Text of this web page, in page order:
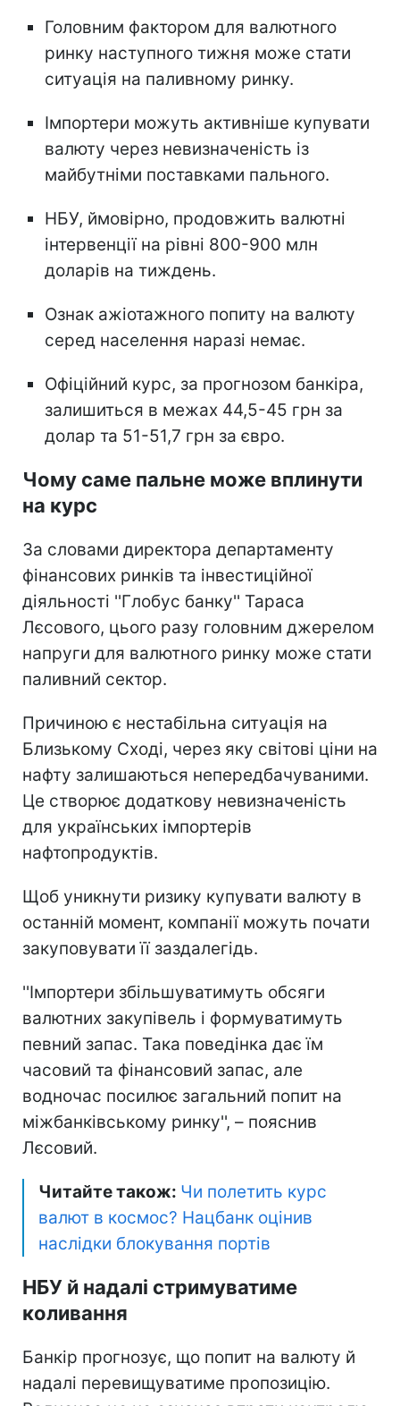
Головним фактором для валютного
ринку наступного тижня може стати
ситуація на паливному ринку.
Імпортери можуть активніше купувати
валюту через невизначеність із
майбутніми поставками пального.
НБУ, ймовірно, продовжить валютні
інтервенції на рівні 800-900 млн
доларів на тиждень.
Ознак ажіотажного попиту на валюту
серед населення наразі немає.
Офіційний курс, за прогнозом банкіра,
залишиться в межах 44,5-45 грн за
долар та 51-51,7 грн за євро.
Чому саме пальне може вплинути
на курс
За словами директора департаменту
фінансових ринків та інвестиційної
діяльності ''Глобус банку'' Тараса
Лєсового, цього разу головним джерелом
напруги для валютного ринку може стати
паливний сектор.
Причиною є нестабільна ситуація на
Близькому Сході, через яку світові ціни на
нафту залишаються непередбачуваними.
Це створює додаткову невизначеність
для українських імпортерів
нафтопродуктів.
Щоб уникнути ризику купувати валюту в
останній момент, компанії можуть почати
закуповувати її заздалегідь.
''Імпортери збільшуватимуть обсяги
валютних закупівель і формуватимуть
певний запас. Така поведінка дає їм
часовий та фінансовий запас, але
водночас посилює загальний попит на
міжбанківському ринку'', – пояснив
Лєсовий.
Читайте також: Чи полетить курс
валют в космос? Нацбанк оцінив
наслідки блокування портів
НБУ й надалі стримуватиме
коливання
Банкір прогнозує, що попит на валюту й
надалі перевищуватиме пропозицію.